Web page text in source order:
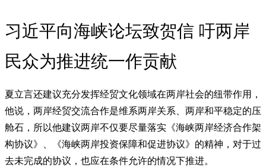
习近平向海峡论坛致贺信 吁两岸
民众为推进统一作贡献
夏立言还建议充分发挥经贸文化领域在两岸社会的纽带作用，
他说，两岸经贸交流合作是维系两岸关系、两岸和平稳定的压
舱石，所以他建议两岸不仅要尽量落实《海峡两岸经济合作架
构协议》、《海峡两岸投资保障和促进协议》的精神，对于过
去未完成的协议，也应在条件允许的情况下推进。